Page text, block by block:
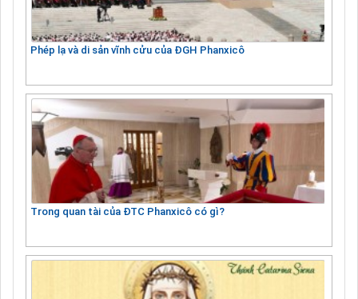
Phép lạ và di sản vĩnh cửu của ĐGH Phanxicô
Trong quan tài của ĐTC Phanxicô có gì?